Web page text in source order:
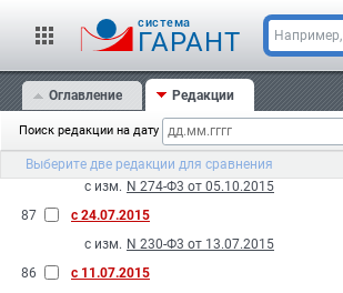
cистема
ГАРАНТ Например,
Оглавление Редакции
Поиск редакции на дату
Выберите две редакции для сравнения
с изм.
N 227-Ф3 от 03.07.2016
89
с 26.02.2016
с изм.
N 20-Ф3 от 15.02.2016
88
с 06.10.2015
с изм. N 274-Ф3 от 05.10.2015
87
с 24.07.2015
с изм. N 230-Ф3 от 13.07.2015
86
с 11.07.2015